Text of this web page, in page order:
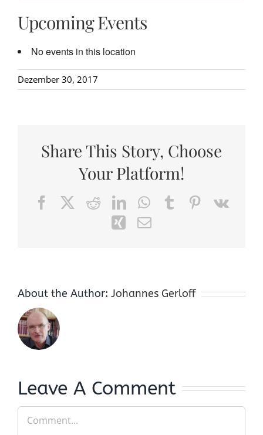
Upcoming Events
No events in this location
Dezember 30, 2017
Share This Story, Choose
Your Platform!
FacebookRedditLinkedInWhatsApp
TumblrPinterest
Vk
XingEmail
About the Author: Johannes Gerloff
Leave A Comment
Comment